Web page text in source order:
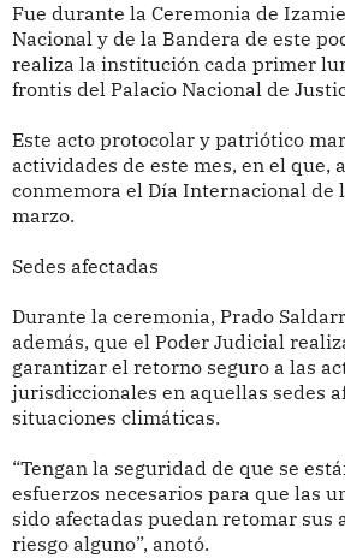
Fue durante la Ceremonia de
Nacional y de la Bandera de este
realiza la institución cada primer
frontis del Palacio Nacional de
Este acto protocolar y patriótico
actividades de este mes, en el que,
conmemora el Día Internacional de
marzo.
Sedes afectadas
Durante la ceremonia, Prado
además, que el Poder Judicial
garantizar el retorno seguro a las
jurisdiccionales en aquellas sedes
situaciones climáticas.
“Tengan la seguridad de que se
esfuerzos necesarios para que las
sido afectadas puedan retomar sus
riesgo alguno”, anotó.